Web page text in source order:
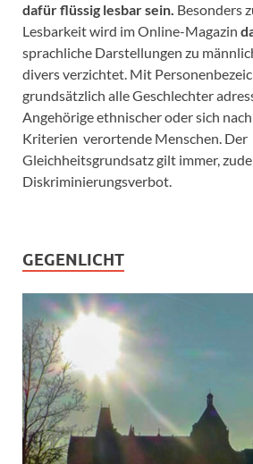
dafür flüssig lesbar sein. Besonders
Lesbarkeit wird im Online-Magazin
sprachliche Darstellungen zu
divers verzichtet. Mit
grundsätzlich alle Geschlechter
Angehörige ethnischer oder sich
Kriterien verortende Menschen. Der
Gleichheitsgrundsatz gilt immer,
Diskriminierungsverbot.
GEGENLICHT